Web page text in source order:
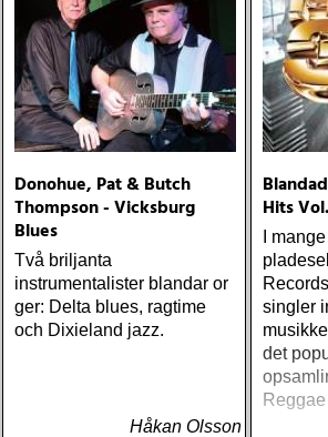
Donohue, Pat & Butch
Thompson - Vicksburg
Blues
Två briljanta
instrumentalister blandar or
ger: Delta blues, ragtime
och Dixieland jazz.
Håkan Olsson
Hits
I
singler
det